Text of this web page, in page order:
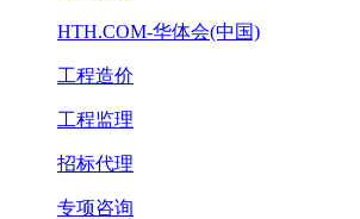
HTH.COM-华体会(中国)
工程造价
工程监理
招标代理
专项咨询